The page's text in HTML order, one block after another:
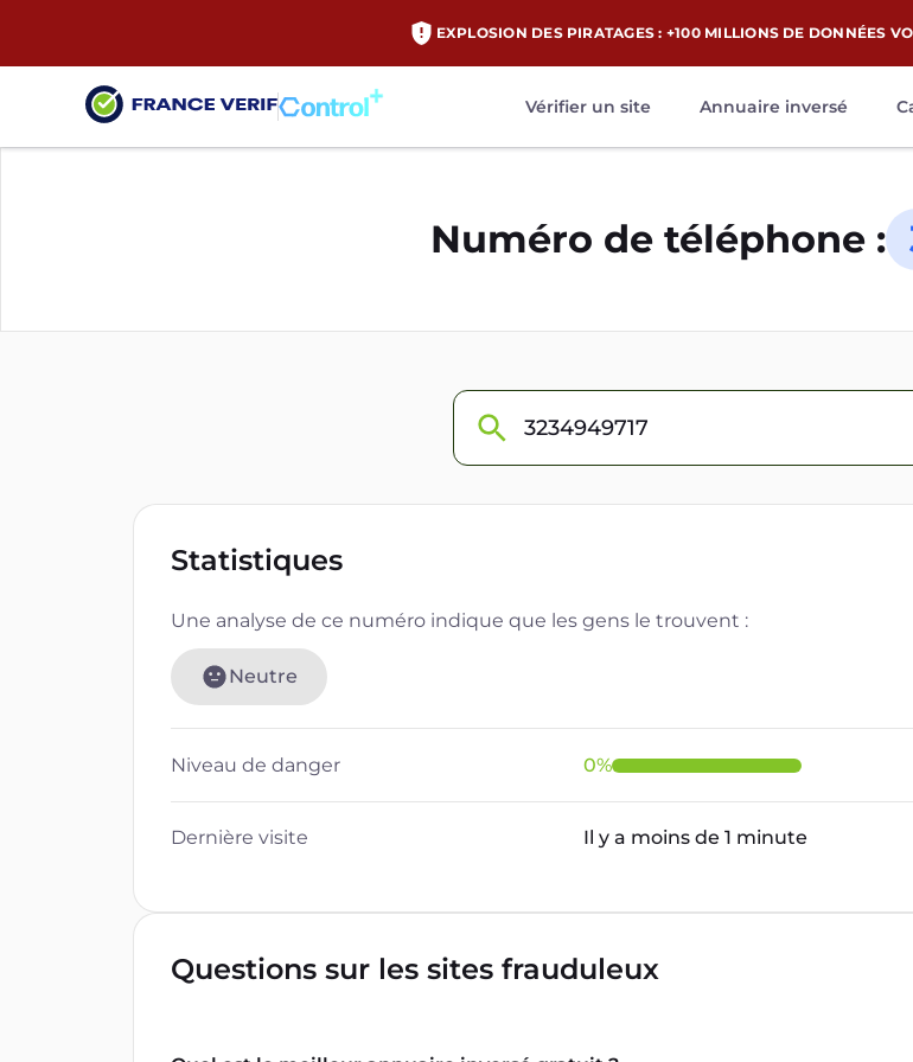
EXPLOSION DES PIRATAGES : +100 MILLIONS DE DONNÉES
Vérifier un site Annuaire inversé
Numéro de téléphone :
Statistiques
Une analyse de ce numéro indique que les gens le trouvent :
Neutre
Niveau de danger 0%
Dernière visite Il y a moins de 1 minute
Questions sur les sites frauduleux